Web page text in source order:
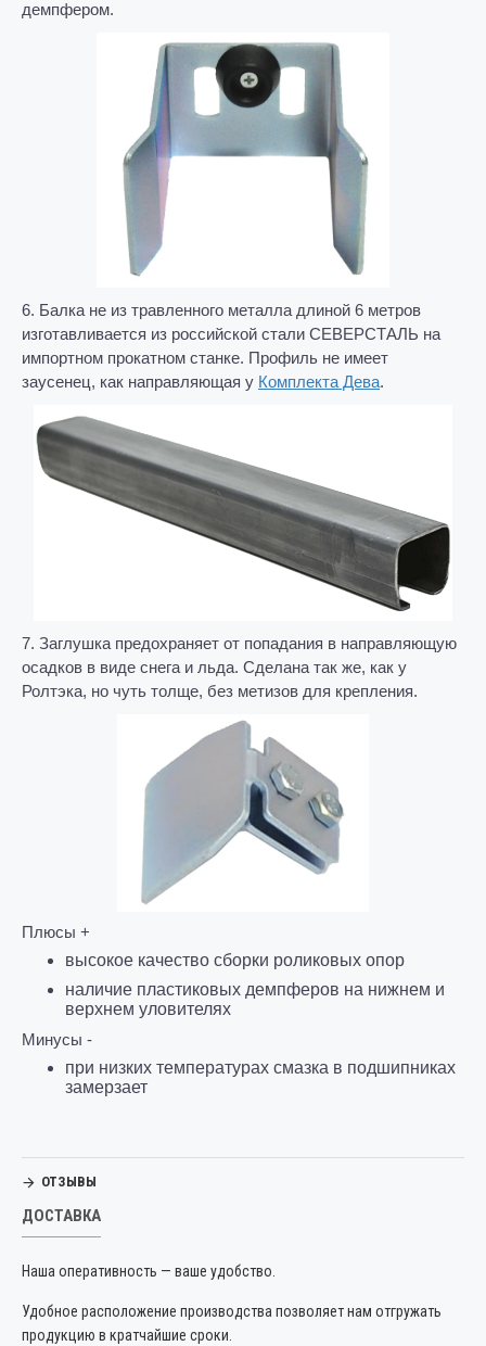
демпфером.
6. Балка не из травленного металла длиной 6 метров
изготавливается из российской стали СЕВЕРСТАЛЬ на
импортном прокатном станке. Профиль не имеет
заусенец, как направляющая у Комплекта Дева.
7. Заглушка предохраняет от попадания в направляющую
осадков в виде снега и льда. Сделана так же, как у
Ролтэка, но чуть толще, без метизов для крепления.
Плюсы +
высокое качество сборки роликовых опор
наличие пластиковых демпферов на нижнем и
верхнем уловителях
Минусы -
при низких температурах смазка в подшипниках
замерзает
ОТЗЫВЫ
ДОСТАВКА
Наша оперативность — ваше удобство.
Удобное расположение производства позволяет нам отгружать
продукцию в кратчайшие сроки.